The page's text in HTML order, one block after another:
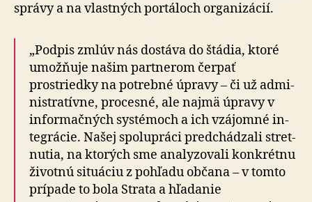
správy a na vlastných portáloch organizácií.
„Podpis zmlúv nás dostáva do štádia, ktoré
umožňuje našim partnerom čerpať
prostriedky na potrebné úpravy – či už ad­mi­
nis­tra­tív­ne, procesné, ale najmä úpravy v
infor­mač­ných systé­moch a ich vzá­jom­né in­
teg­rácie. Našej spo­lu­práci pred­chá­dzali stret­
nutia, na ktorých sme ana­ly­zo­vali kon­krétnu
ži­vot­nú si­tu­á­ciu z pohľadu občana – v tomto
prípade to bola Strata a hľadanie